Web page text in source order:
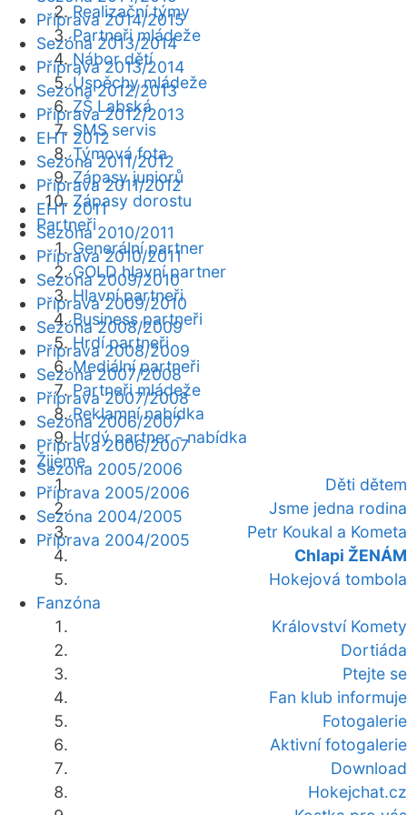
Realizační týmy
Partneři mládeže
Nábor dětí
Úspěchy mládeže
ZŠ Labská
SMS servis
Týmová fota
Zápasy juniorů
Zápasy dorostu
Partneři
Generální partner
GOLD hlavní partner
Hlavní partneři
Business partneři
Hrdí partneři
Mediální partneři
Partneři mládeže
Reklamní nabídka
Hrdý partner - nabídka
Žijeme
Děti dětem
Jsme jedna rodina
Petr Koukal a Kometa
Chlapi ŽENÁM
Hokejová tombola
Fanzóna
Království Komety
Dortiáda
Ptejte se
Fan klub informuje
Fotogalerie
Aktivní fotogalerie
Download
Hokejchat.cz
Příprava 2014/2015
Sezóna 2013/2014
Příprava 2013/2014
Sezóna 2012/2013
Příprava 2012/2013
EHT 2012
Sezóna 2011/2012
Příprava 2011/2012
EHT 2011
Sezóna 2010/2011
Příprava 2010/2011
Sezóna 2009/2010
Příprava 2009/2010
Sezóna 2008/2009
Příprava 2008/2009
Sezóna 2007/2008
Příprava 2007/2008
Sezóna 2006/2007
Příprava 2006/2007
Sezóna 2005/2006
Příprava 2005/2006
Sezóna 2004/2005
Příprava 2004/2005